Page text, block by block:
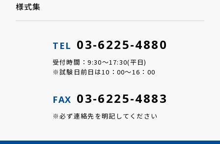
様式集
TEL 03-6225-4880
受付時間：9:30～17:30(平日)
※試験日前日は10：00～16：00
FAX 03-6225-4883
※必ず連絡先を明記してください